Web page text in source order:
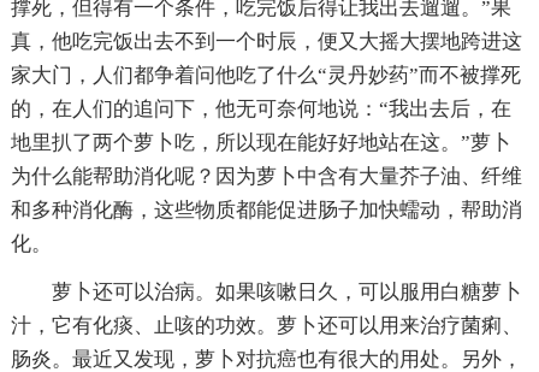
撑死，但得有一个条件，吃完饭后得让我出去遛遛。”果
真，他吃完饭出去不到一个时辰，便又大摇大摆地跨进这
家大门，人们都争着问他吃了什么“灵丹妙药”而不被撑死
的，在人们的追问下，他无可奈何地说：“我出去后，在
地里扒了两个萝卜吃，所以现在能好好地站在这。”萝卜
为什么能帮助消化呢？因为萝卜中含有大量芥子油、纤维
和多种消化酶，这些物质都能促进肠子加快蠕动，帮助消
化。
萝卜还可以治病。如果咳嗽日久，可以服用白糖萝卜
汁，它有化痰、止咳的功效。萝卜还可以用来治疗菌痢、
肠炎。最近又发现，萝卜对抗癌也有很大的用处。另外，